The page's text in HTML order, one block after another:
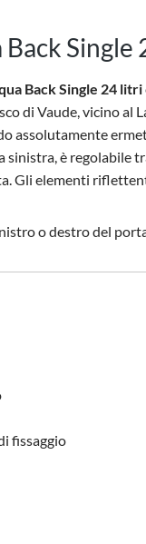
Single
Back Single 24 litri
di Vaude, vicino al
assolutamente
è
Gli elementi
o destro del
fissaggio